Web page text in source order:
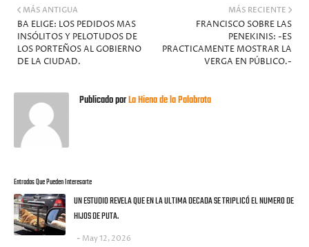
MÁS RECIENTE
FRANCISCO SOBRE LAS
PENEKINIS: -ES
PRACTICAMENTE MOSTRAR LA
VERGA EN PÚBLICO.-
MÁS ANTIGUA
BA ELIGE: LOS PEDIDOS MAS
INSÓLITOS Y PELOTUDOS DE
LOS PORTEÑOS AL GOBIERNO
DE LA CIUDAD.
Publicado porLa Hiena de la Palabrota
Entradas Que Pueden Interesarte
UN ESTUDIO REVELA QUE EN LA ULTIMA DECADA SE TRIPLICÓ EL NUMERO DE
HIJOS DE PUTA.
May 12, 2026